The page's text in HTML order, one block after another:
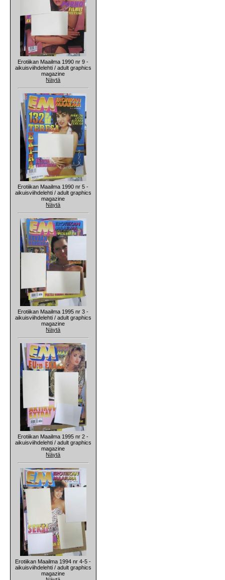
Erotiikan Maailma 1990 nr 9 -
aikuisviihdelehti / adult graphics
magazine
Näytä
Erotiikan Maailma 1990 nr 5 -
aikuisviihdelehti / adult graphics
magazine
Näytä
Erotiikan Maailma 1995 nr 3 -
aikuisviihdelehti / adult graphics
magazine
Näytä
Erotiikan Maailma 1995 nr 2 -
aikuisviihdelehti / adult graphics
magazine
Näytä
Erotiikan Maailma 1994 nr 4-5 -
aikuisviihdelehti / adult graphics
magazine